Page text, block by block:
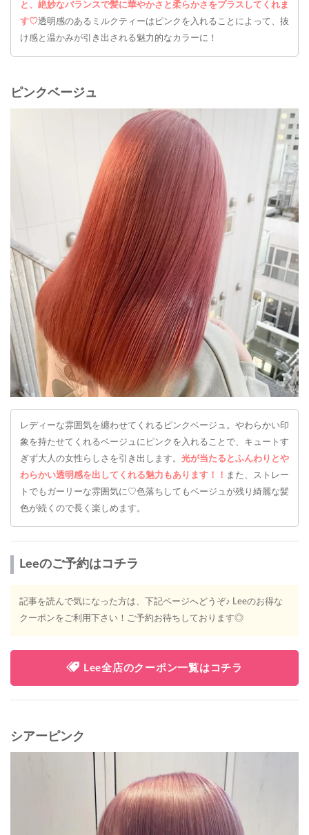
と、絶妙なバランスで髪に華やかさと柔らかさをプラスしてくれま
す♡透明感のあるミルクティーはピンクを入れることによって、抜
け感と温かみが引き出される魅力的なカラーに！
ピンクベージュ
レディーな雰囲気を纏わせてくれるピンクベージュ。やわらかい印
象を持たせてくれるベージュにピンクを入れることで、キュートす
ぎず大人の女性らしさを引き出します。 光が当たるとふんわりとや
わらかい透明感を出してくれる魅力もあります！！ また、ストレー
トでもガーリーな雰囲気に♡色落ちしてもベージュが残り綺麗な髪
色が続くので長く楽しめます。
Leeのご予約はコチラ
記事を読んで気になった方は、下記ページへどうぞ♪ Leeのお得な
クーポンをご利用下さい！ご予約お待ちしております◎
Lee全店のクーポン一覧はコチラ
シアーピンク